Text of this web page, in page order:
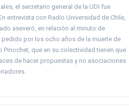
el secretario general de la UDI fue
entrevista con Radio Universidad de Chile,
aseveró, en relación al minuto de
pedido por los ocho años de la muerte de
Pinochet, que en su colectividad tienen que
de hacer propuestas y no asociaciones